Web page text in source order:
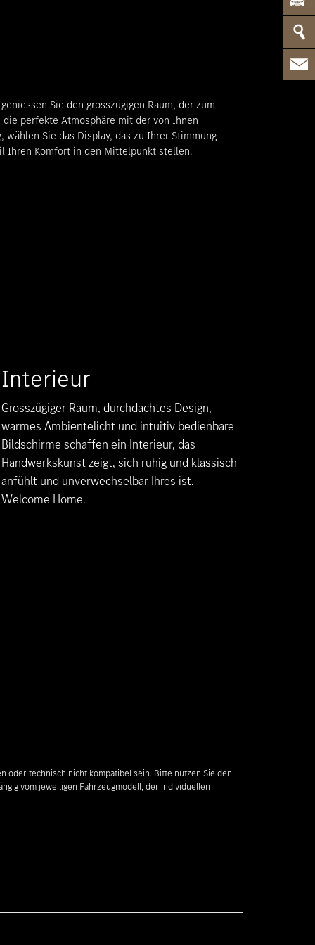
Sie den grosszügigen Raum, der zum
perfekte Atmosphäre mit der von Ihnen
Sie das Display, das zu Ihrer Stimmung
Ihren Komfort in den Mittelpunkt stellen.
Interieur
Grosszügiger Raum, durchdachtes Design,
warmes Ambientelicht und intuitiv bedienbare
Bildschirme schaffen ein Interieur, das
Handwerkskunst zeigt, sich ruhig und klassisch
anfühlt und unverwechselbar Ihres ist.
Welcome Home.
oder technisch nicht kompatibel sein. Bitte nutzen Sie den
vom jeweiligen Fahrzeugmodell, der individuellen